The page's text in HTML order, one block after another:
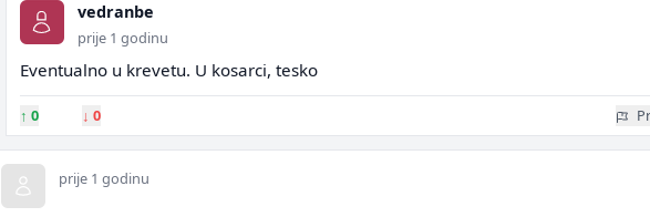
vedranbe
prije 1 godinu
Eventualno u krevetu. U kosarci, tesko
↑ 0 ↓ 0
prije 1 godinu